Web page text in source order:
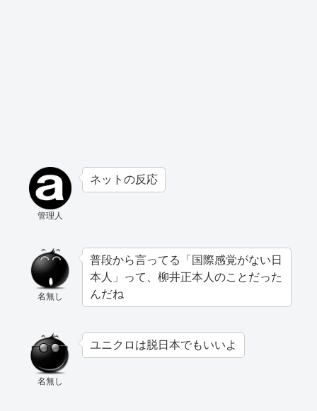
管理人
ネットの反応
名無し
普段から言ってる「国際感覚がない日
本人」って、柳井正本人のことだった
んだね
名無し
ユニクロは脱日本でもいいよ